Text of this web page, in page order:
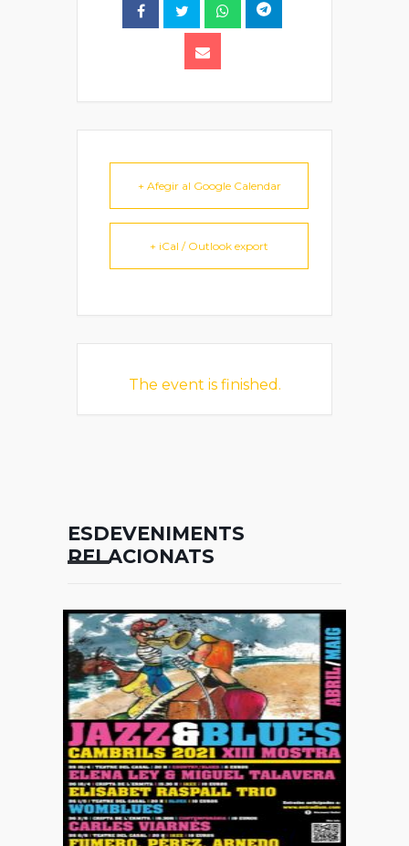
+ Afegir al Google Calendar
+ iCal / Outlook export
The event is finished.
ESDEVENIMENTS
RELACIONATS